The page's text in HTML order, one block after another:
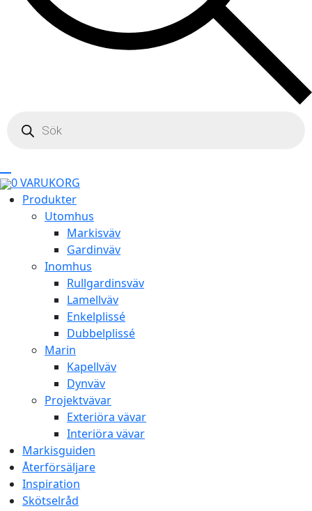
search
0VARUKORG
Produkter
Utomhus
Markisväv
Gardinväv
Inomhus
Rullgardinsväv
Lamellväv
Enkelplissé
Dubbelplissé
Marin
Kapellväv
Dynväv
Projektvävar
Exteriöra vävar
Interiöra vävar
Markisguiden
Återförsäljare
Inspiration
Skötselråd